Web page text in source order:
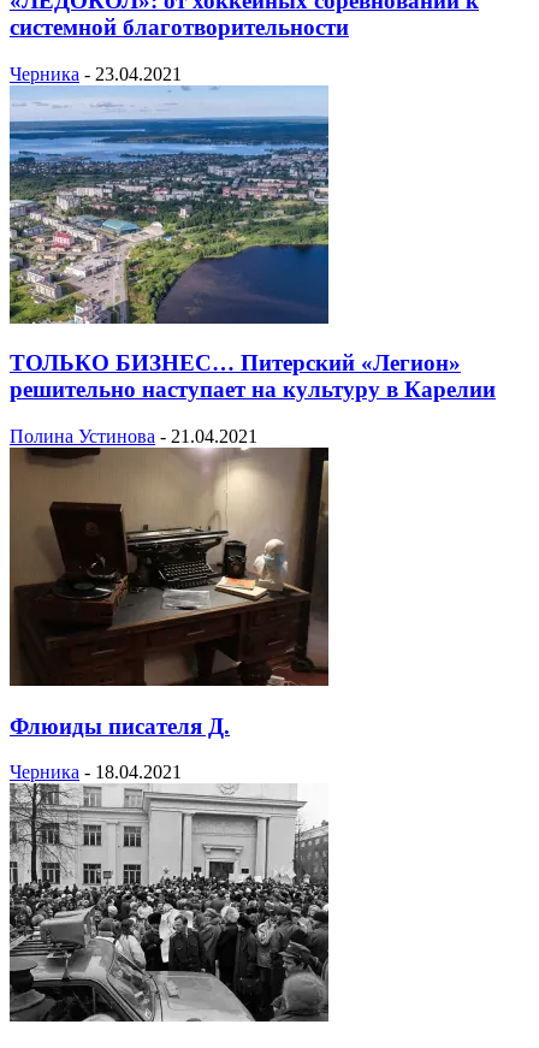
системной благотворительности
Черника - 23.04.2021
ТОЛЬКО БИЗНЕС… Питерский «Легион»
решительно наступает на культуру в Карелии
Полина Устинова - 21.04.2021
Флюиды писателя Д.
Черника - 18.04.2021